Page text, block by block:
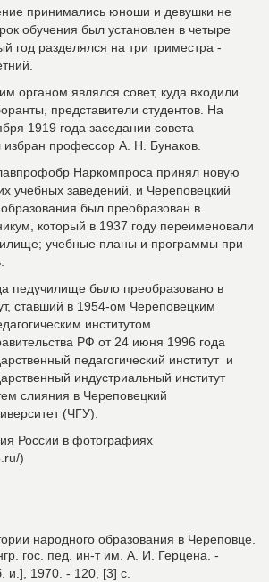
принимались юноши и девушки не
обучения был установлен в четыре
год разделялся на три триместра -
органом являлся совет, куда входили
представители студентов. На
1919 года заседании совета
профессор А. Н. Бунаков.
Наркомпроса принял новую
учебных заведений, и Череповецкий
образования был преобразован в
который в 1937 году переименовали
учебные планы и программы при
педучилище было преобразовано в
ставший в 1954-ом Череповецким
институтом.
РФ от 24 июня 1996 года
педагогический институт и
индустриальный институт
слияния в Череповецкий
(ЧГУ).
России в фотографиях
)
народного образования в Череповце.
гос. пед. ин-т им. А. И. Герцена. -
и.], 1970. - 120, [3] с.